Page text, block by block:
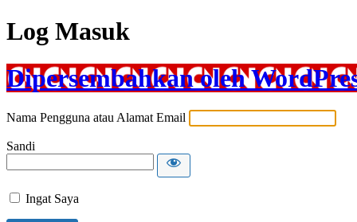
Log Masuk
Dipersembahkan oleh
Nama Pengguna atau Alamat Email
Sandi
Ingat Saya